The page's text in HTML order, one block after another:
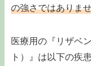
の強さではありま
医療用の『リザベ
ト）』は以下の疾